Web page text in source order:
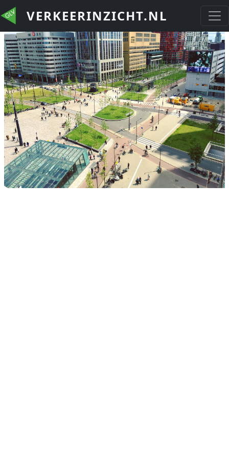
Overslaan en naar de inhoud gaan
VERKEERINZICHT.NL